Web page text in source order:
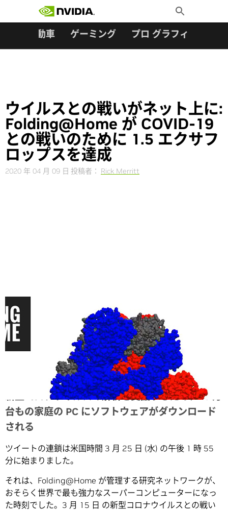
Toggle
Search
自動車 ゲーミング プロ グラフィックス
ウイルスとの戦いがネット上に:
Folding@Home が COVID-19
との戦いのために 1.5 エクサフ
ロップスを達成
2020 年 04 月 09 日 投稿者： Rick Merritt
Share
新型コロナウイルスの解析を支援するため、70 万
台もの家庭の PC にソフトウェアがダウンロード
される
ツイートの連鎖は米国時間 3 月 25 日 (水) の午後 1 時 55
分に始まりました。
それは、Folding@Home が管理する研究ネットワークが、
おそらく世界で最も強力なスーパーコンピューターになっ
た時刻でした。3 月 15 日 の新型コロナウイルスとの戦い